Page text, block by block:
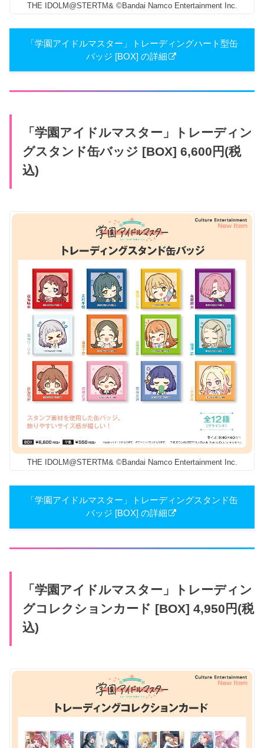
THE IDOLM@STERTM& ©Bandai Namco Entertainment Inc.
「学園アイドルマスター」トレーディングハート型缶
バッジ [BOX] の詳細
「学園アイドルマスター」トレーディン
グスタンド缶バッジ [BOX] 6,600円(税
込)
THE IDOLM@STERTM& ©Bandai Namco Entertainment Inc.
「学園アイドルマスター」トレーディングスタンド缶
バッジ [BOX] の詳細
「学園アイドルマスター」トレーディン
グコレクションカード [BOX] 4,950円(税
込)